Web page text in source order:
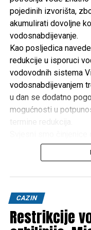
pojedinih izvorišta,
akumulirati dovoljne
vodosnabdijevanje.
Kao posljedica
redukcije u isporuci
vodovodnih sistema
vodosnabdijevanjem
u dan se dodatno
mogućnosti u
uredno
maksimalne napore
Zbog toga upućujemo
koriste savjesno,
vanrednim
CAZIN
Restrikcije